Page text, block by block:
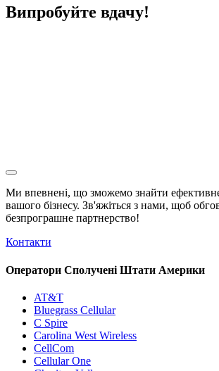
Випробуйте вдачу!
Ми впевнені, що зможемо знайти
вашого бізнесу. Зв'яжіться з нами, щоб
безпрограшне партнерство!
Контакти
Оператори Сполучені Штати Америки
AT&T
Bluegrass Cellular
C Spire
Carolina West Wireless
CellCom
Cellular One